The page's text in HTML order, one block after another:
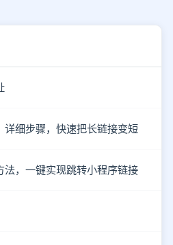
详细步骤，快速把长链接变短
法，一键实现跳转小程序链接